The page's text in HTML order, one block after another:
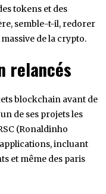
tokens et des
semble-t-il, redorer
de la crypto.
relancés
blockchain avant de
de ses projets les
(Ronaldinho
incluant
et même des paris